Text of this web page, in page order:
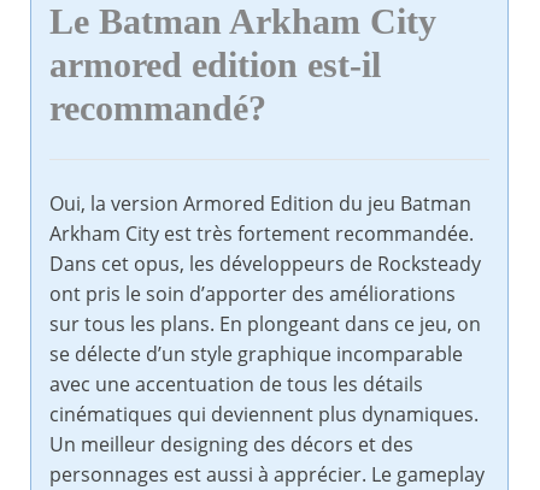
Le Batman Arkham City
armored edition est-il
recommandé?
Oui, la version Armored Edition du jeu Batman
Arkham City est très fortement recommandée.
Dans cet opus, les développeurs de Rocksteady
ont pris le soin d’apporter des améliorations
sur tous les plans. En plongeant dans ce jeu, on
se délecte d’un style graphique incomparable
avec une accentuation de tous les détails
cinématiques qui deviennent plus dynamiques.
Un meilleur designing des décors et des
personnages est aussi à apprécier. Le gameplay